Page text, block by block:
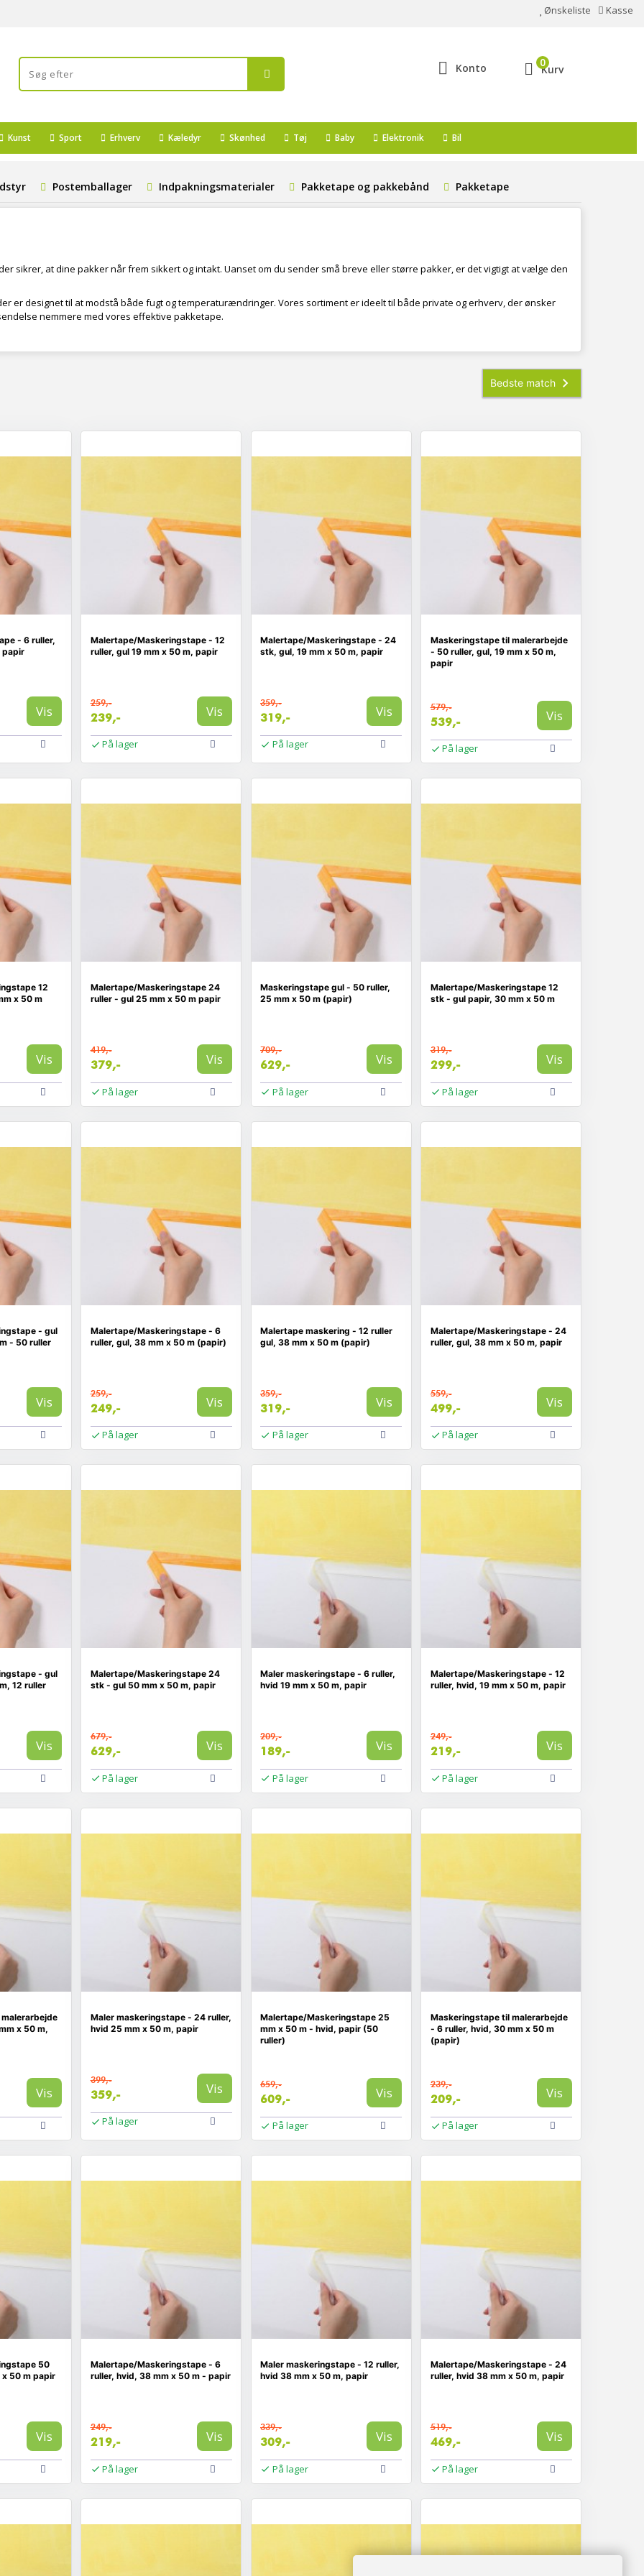
Ønskeliste Kasse
Konto Kurv
0
Kunst Sport Erhverv Kæledyr Skønhed Tøj Baby Elektronik Bil
Postemballager Indpakningsmaterialer Pakketape og pakkebånd Pakketape
sikrer, at dine pakker når frem sikkert og intakt. Uanset om du sender små breve eller større pakker, er det vigtigt at vælge den
er designet til at modstå både fugt og temperaturændringer. Vores sortiment er ideelt til både private og erhverv, der ønsker
nemmere med vores effektive pakketape.
- 6 ruller,
papir
Vis
Malertape/Maskeringstape - 12
ruller, gul 19 mm x 50 m, papir
259,-
239,- Vis
På lager
Malertape/Maskeringstape - 24
stk, gul, 19 mm x 50 m, papir
359,-
319,- Vis
På lager
Maskeringstape til malerarbejde
- 50 ruller, gul, 19 mm x 50 m,
papir
579,-
539,- Vis
På lager
12
x 50 m
Vis
Malertape/Maskeringstape 24
ruller - gul 25 mm x 50 m papir
419,-
379,- Vis
På lager
Maskeringstape gul - 50 ruller,
25 mm x 50 m (papir)
709,-
629,- Vis
På lager
Malertape/Maskeringstape 12
stk - gul papir, 30 mm x 50 m
319,-
299,- Vis
På lager
- gul
- 50 ruller
Vis
Malertape/Maskeringstape - 6
ruller, gul, 38 mm x 50 m (papir)
259,-
249,- Vis
På lager
Malertape maskering - 12 ruller
gul, 38 mm x 50 m (papir)
359,-
319,- Vis
På lager
Malertape/Maskeringstape - 24
ruller, gul, 38 mm x 50 m, papir
559,-
499,- Vis
På lager
- gul
12 ruller
Vis
Malertape/Maskeringstape 24
stk - gul 50 mm x 50 m, papir
679,-
629,- Vis
På lager
Maler maskeringstape - 6 ruller,
hvid 19 mm x 50 m, papir
209,-
189,- Vis
På lager
Malertape/Maskeringstape - 12
ruller, hvid, 19 mm x 50 m, papir
249,-
219,- Vis
På lager
x 50 m,
Vis
Maler maskeringstape - 24 ruller,
hvid 25 mm x 50 m, papir
399,-
359,- Vis
På lager
Malertape/Maskeringstape 25
mm x 50 m - hvid, papir (50
ruller)
659,-
609,- Vis
På lager
Maskeringstape til malerarbejde
- 6 ruller, hvid, 30 mm x 50 m
(papir)
239,-
209,- Vis
På lager
50
50 m papir
Vis
Malertape/Maskeringstape - 6
ruller, hvid, 38 mm x 50 m - papir
249,-
219,- Vis
På lager
Maler maskeringstape - 12 ruller,
hvid 38 mm x 50 m, papir
339,-
309,- Vis
På lager
Malertape/Maskeringstape - 24
ruller, hvid 38 mm x 50 m, papir
519,-
469,- Vis
På lager